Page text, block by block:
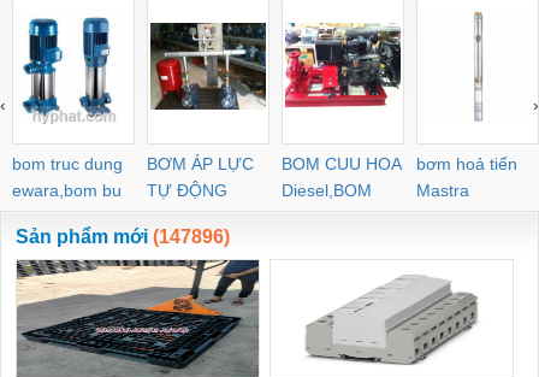
bom truc dung
ewara,bom bu
ewara
BƠM ÁP LỰC
TỰ ĐỘNG
BOM CUU HOA
Diesel,BOM
CHUA CHAY
bơm hoả tiển
Mastra
‹ ›
Sản phẩm mới (147896)